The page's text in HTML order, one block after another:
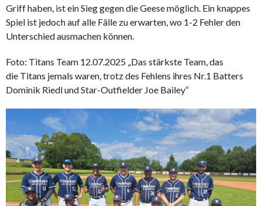
Griff haben, ist ein Sieg gegen die Geese möglich. Ein knappes
Spiel ist jedoch auf alle Fälle zu erwarten, wo 1-2 Fehler den
Unterschied ausmachen können.
Foto: Titans Team 12.07.2025 „Das stärkste Team, das
die Titans jemals waren, trotz des Fehlens ihres Nr.1 Batters
Dominik Riedl und Star-Outfielder Joe Bailey“